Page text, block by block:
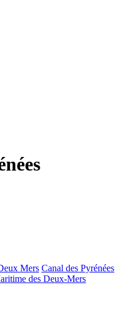
Mers Canal des Pyrénées
des Deux-Mers